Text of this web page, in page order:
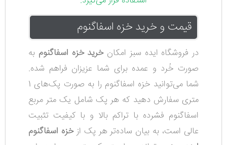
قیمت و خرید خزه اسفاگنوم
در فروشگاه ایده سبز امکانخرید خزه اسفاگنوم به
صورت خُرد و عمده برای شما عزیزان فراهم شده.
شما می‌توانید خزه اسفاگنوم را به صورت پک‌های 1
متری سفارش دهید که هر پک شامل یک متر مربع
اسفاگنوم فشرده با تراکم بالا و با کیفیت تثبیت
عالی است، به بیان ساده‌تر هر پک ازخزه‌ اسفاگنوم